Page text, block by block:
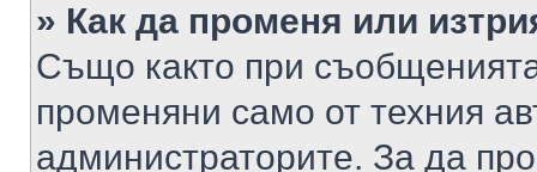
» Как да променя или
Също както при
променяни само от техния
администраторите. За да